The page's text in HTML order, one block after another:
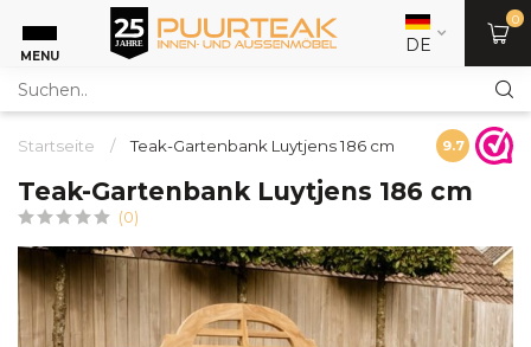
MENU DE
0
Startseite / Teak-Gartenbank Luytjens 186 cm 9.7
Teak-Gartenbank Luytjens 186 cm
(0)